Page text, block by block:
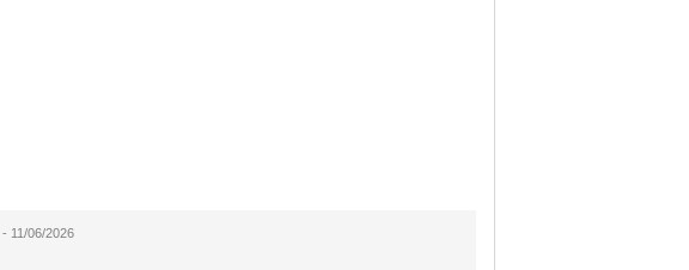
không gây chói mắt hay khó chịu khi dùng trong
đủ Dolby Vision và HDR10/10+, phản hồi cảm ứng
đầu phân khúc. LTPO 1–120Hz đảm bảo trải nghiệm
ưu.
đầu tiên trên thế giới trang bị chip Snapdragon 8
Snapdragon 8 Gen 5. So với chip A19 Pro của Apple,
11/06/2026